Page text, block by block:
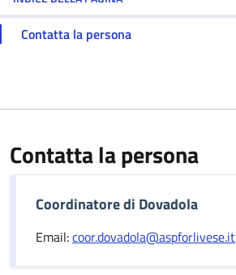
Contatta la persona
Contatta la persona
Coordinatore di Dovadola
Email:coor.dovadola@aspforlivese.it